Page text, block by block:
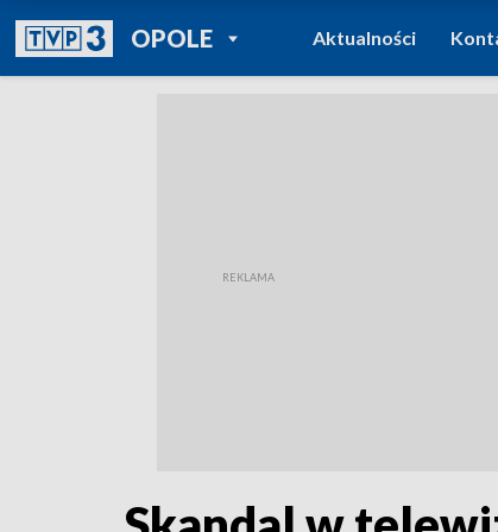
OPOLEPOWRÓT DO
TVP REGIONY
Aktualności